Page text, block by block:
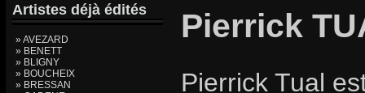
Artistes déjà édités
» AVEZARD
» BENETT
» BLIGNY
» BOUCHEIX
» BRESSAN
Pierrick
Pierrick Tual